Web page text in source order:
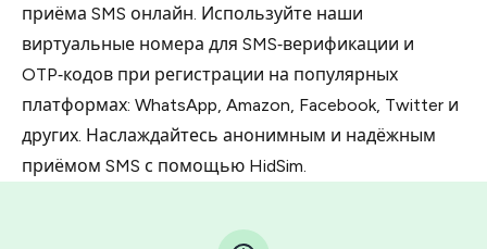
приёма SMS онлайн. Используйте наши
виртуальные номера для SMS‑верификации и
OTP‑кодов при регистрации на популярных
платформах: WhatsApp, Amazon, Facebook, Twitter и
других. Наслаждайтесь анонимным и надёжным
приёмом SMS с помощью HidSim.